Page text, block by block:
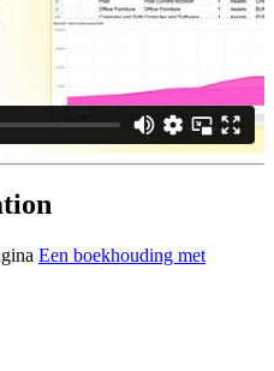
Een boekhouding met